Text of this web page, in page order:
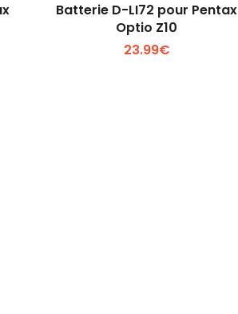
Voir plus +
Batterie D-LI72 pour Pentax
Optio Z10
23.99€